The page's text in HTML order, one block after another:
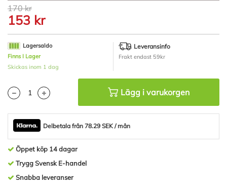
Hoppa
till
början
av
bildgalleriet
170 kr
153 kr
Lagersaldo
Finns I Lager
Skickas inom 1 dag
Leveransinfo
Frakt endast 59kr
Lägg i varukorgen
Delbetala från 78.29 SEK / mån
Öppet köp 14 dagar
Trygg Svensk E-handel
Snabba leveranser